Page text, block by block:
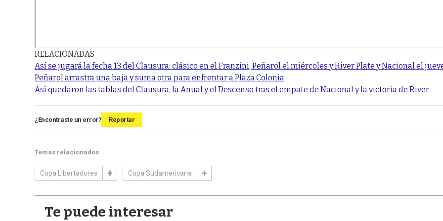
RELACIONADAS
Así se jugará la fecha 13 del Clausura: clásico en el Franzini, Peñarol el miércoles y River Plate y Nacional el
Peñarol arrastra una baja y suma otra para enfrentar a Plaza Colonia
Así quedaron las tablas del Clausura, la Anual y el Descenso tras el empate de Nacional y la victoria de River
¿Encontraste un error? Reportar
Temas relacionados
Copa Libertadores Copa Sudamericana
Te puede interesar